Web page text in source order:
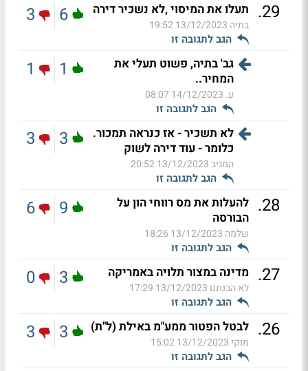
29
. תעלו את המיסוי ,לא נשכיר דירה
בתיה 13/12/2023 19:52
הגב לתגובה זו
6
3
גב' בתיה, פשוט תעלי את
המחיר..
ע. 14/12/2023 08:07
הגב לתגובה זו
1
1
לא תשכיר - אז כנראה תמכור.
כלומר - עוד דירה לשוק
המגיב13/12/2023 20:52
הגב לתגובה זו
3
3
28
. להעלות את מס רווחי הון על
הבורסה
שלמה 13/12/2023 18:26
הגב לתגובה זו
9
6
27
. מדינה במצור תלויה באמריקה
לא הבנתם 13/12/2023 17:29
הגב לתגובה זו
3
0
26
. לבטל הפטור ממע"מ באילת (ל"ת)
מוקי13/12/2023 15:02
הגב לתגובה זו
3
3